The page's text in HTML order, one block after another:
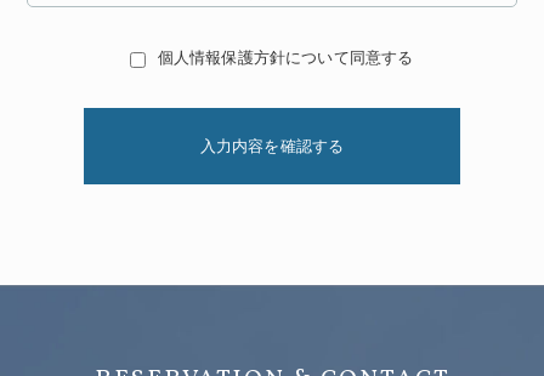
ガイドラインなどを遵守するものとします。 以下にその基本
当Webサイトでは、お客様の氏名、会社名、所属部署名、住
所、電話番号/FAX番号、Eメールアドレス等の個人情報をお
個人情報保護方針について同意する